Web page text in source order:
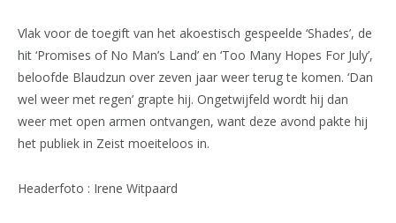
Vlak voor de toegift van het akoestisch gespeelde ‘Shades’, de
hit ‘Promises of No Man’s Land’ en ‘Too Many Hopes For July’,
beloofde Blaudzun over zeven jaar weer terug te komen. ‘Dan
wel weer met regen’ grapte hij. Ongetwijfeld wordt hij dan
weer met open armen ontvangen, want deze avond pakte hij
het publiek in Zeist moeiteloos in.
Headerfoto : Irene Witpaard